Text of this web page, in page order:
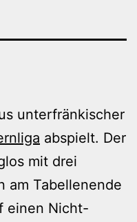
unterfränkischer
abspielt. Der
mit drei
am Tabellenende
einen Nicht-